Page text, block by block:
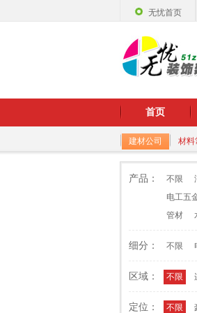
无忧首页
首页
建材公司 材料
产品： 不限
电工五
管材
细分： 不限
区域： 不限
定位： 不限